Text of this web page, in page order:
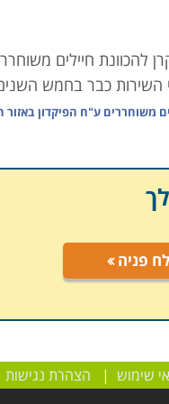
להכוונת חיילים
השירות כבר בחמש
מבקשים להתחיל ללמוד
עומדים בתנאים
גמר), לימודים קדם
לימודים מוכר, העתק
או אישור על ביצוע
משוחררים ע"ח הפיקדון באזור
פניה
שימוש | הצהרת נגישות